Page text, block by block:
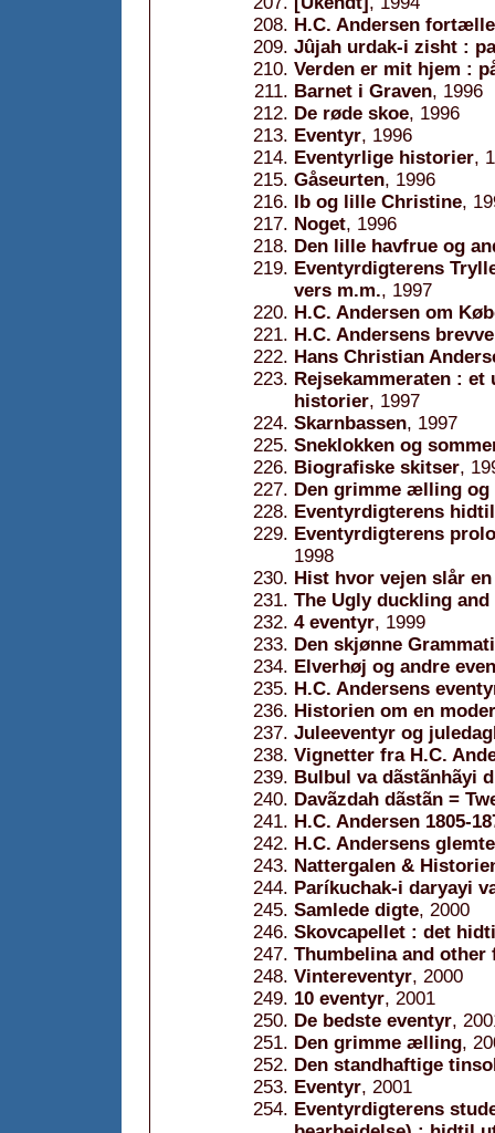
H.C. Andersen
Jûjah urdak-i zisht :
Verden er mit hjem :
Barnet i Graven, 1996
De røde skoe, 1996
Eventyr, 1996
Eventyrlige historier,
Gåseurten, 1996
Ib og lille Christine,
Noget, 1996
Den lille havfrue og
Eventyrdigterens
vers m.m., 1997
H.C. Andersen om
H.C. Andersens
Hans Christian
Rejsekammeraten : et
historier, 1997
Skarnbassen, 1997
Sneklokken og
Biografiske skitser,
Den grimme ælling og
Eventyrdigterens
Eventyrdigterens
1998
Hist hvor vejen slår
The Ugly duckling
4 eventyr, 1999
Den skjønne
Elverhøj og andre
H.C. Andersens
Historien om en moder
Juleeventyr og
Vignetter fra H.C.
Bulbul va dãstãnhãyi
Davãzdah dãstãn =
H.C. Andersen 1805-
H.C. Andersens
Nattergalen &
Paríkuchak-i daryayi
Samlede digte, 2000
Skovcapellet : det
Thumbelina and other
Vintereventyr, 2000
10 eventyr, 2001
De bedste eventyr,
Den grimme ælling,
Den standhaftige
Eventyr, 2001
Eventyrdigterens